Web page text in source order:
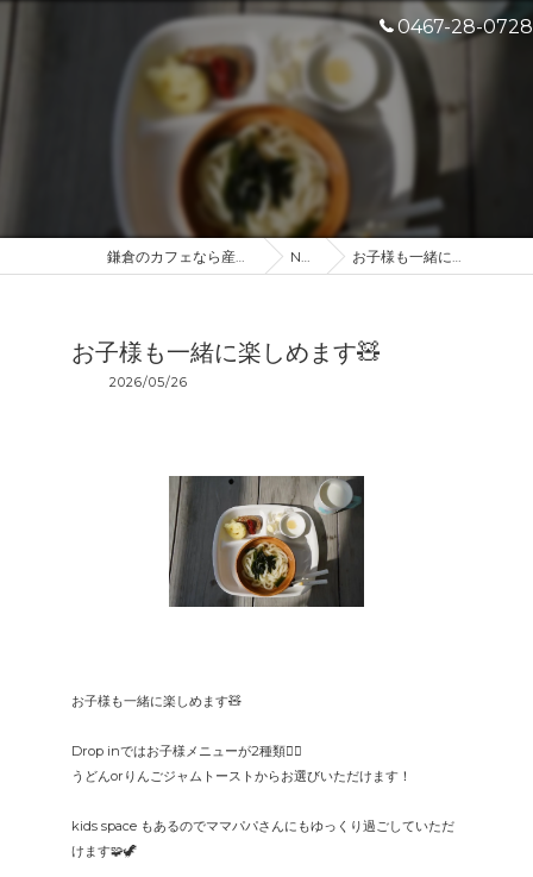
0467-28-0728
鎌倉のカフェなら産地直送のDROP IN NEWS お子様も一緒に楽しめます🧸
お子様も一緒に楽しめます🧸
2026/05/26
お子様も一緒に楽しめます🧸
Drop inではお子様メニューが2種類✌🏽
うどんorりんごジャムトーストからお選びいただけます！
kids space もあるのでママパパさんにもゆっくり過ごしていただ
けます🧩🦖